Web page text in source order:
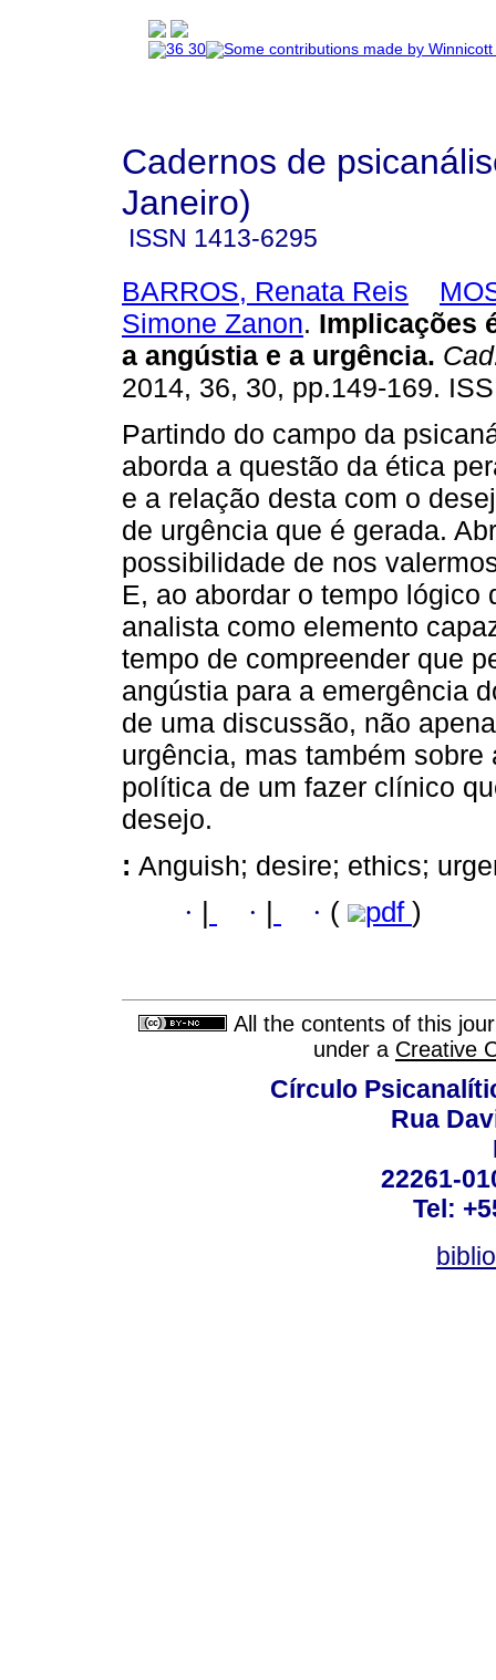
Cadernos de
Janeiro)
ISSN 1413-6295
BARROS, Renata Reis
Simone Zanon. Implicações
a angústia e a urgência.
2014, 36, 30, pp.149-169.
Partindo do campo da
aborda a questão da ética
e a relação desta com o
de urgência que é gerada.
possibilidade de nos
E, ao abordar o tempo
analista como elemento
tempo de compreender que
angústia para a emergência
de uma discussão, não
urgência, mas também
política de um fazer clínico
desejo.
: Anguish; desire; ethics;
· · · ( pdf )
All the contents of this
under a Creative
Círculo
Rua
22261-
Tel: